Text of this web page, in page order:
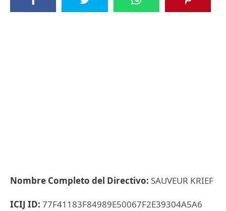
Nombre Completo del Directivo: SAUVEUR KRIEF
ICIJ ID: 77F41183F84989E50067F2E39304A5A6